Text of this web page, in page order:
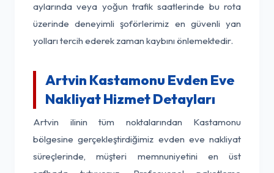
aylarında veya yoğun trafik saatlerinde bu rota
üzerinde deneyimli şoförlerimiz en güvenli yan
yolları tercih ederek zaman kaybını önlemektedir.
Artvin Kastamonu Evden Eve
Nakliyat Hizmet Detayları
Artvin ilinin tüm noktalarından Kastamonu
bölgesine gerçekleştirdiğimiz evden eve nakliyat
süreçlerinde, müşteri memnuniyetini en üst